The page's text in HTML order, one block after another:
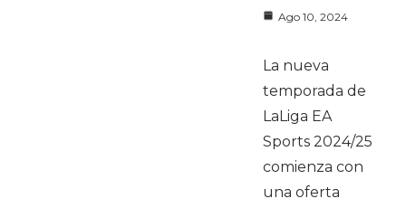
Ago 10, 2024
La nueva
temporada de
LaLiga EA
Sports 2024/25
comienza con
una oferta